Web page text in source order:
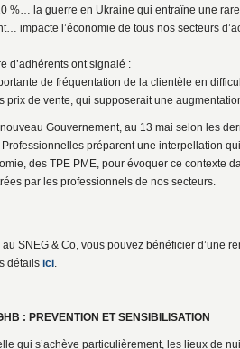
%… la guerre en Ukraine qui entraîne une
impacte l’économie de tous nos secteurs
d’adhérents ont signalé :
de fréquentation de la clientèle en
prix de vente, qui supposerait une
Gouvernement, au 13 mai selon les
préparent une interpellation
des TPE PME, pour évoquer ce contexte
par les professionnels de nos secteurs.
SNEG & Co, vous pouvez bénéficier d’une
détails ici.
: PREVENTION ET SENSIBILISATION
qui s’achève particulièrement, les lieux de